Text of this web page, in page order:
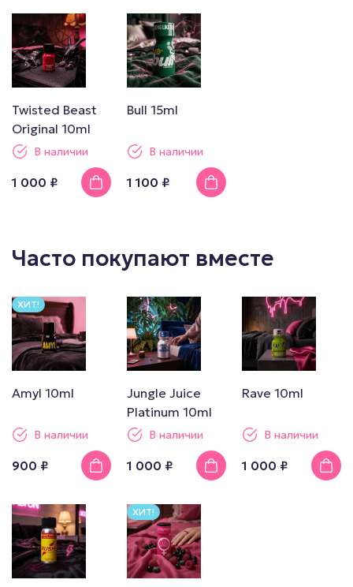
Twisted Beast
Original 10ml
В наличии
1 000 ₽
Bull 15ml
В наличии
1 100 ₽
Часто покупают вместе
ХИТ!
Amyl 10ml
В наличии
900 ₽
Jungle Juice
Platinum 10ml
В наличии
1 000 ₽
Rave 10ml
В наличии
1 000 ₽
ХИТ!